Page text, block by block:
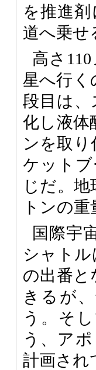
を推進
道へ乗せ
高さ
星へ行く
段目は
化し液体
ンを取
ケット
じだ。
トンの重
国際宇
シャト
の出番と
きるが
う。そ
う、ア
計画され